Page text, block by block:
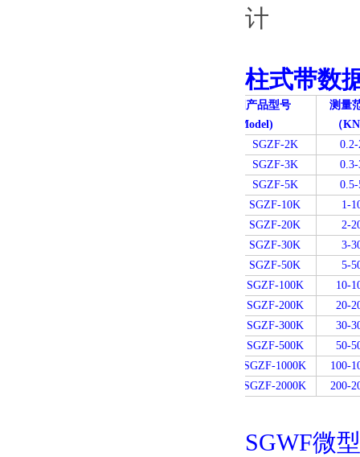
柱式带数
国产品型号
Model)
测量
（
SGZF-2K
0.2-
SGZF-3K
0.3-
SGZF-5K
0.5-
SGZF-10K
1-
SGZF-20K
2-
SGZF-30K
3-
SGZF-50K
5-
SGZF-100K
10-
SGZF-200K
20-
SGZF-300K
30-
SGZF-500K
50-
SGZF-1000K
100-
SGZF-2000K
200-
SGWF微